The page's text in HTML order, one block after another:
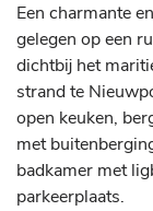
Een charmante
gelegen op een
dichtbij het
strand te
open keuken,
met
badkamer met
parkeerplaats.